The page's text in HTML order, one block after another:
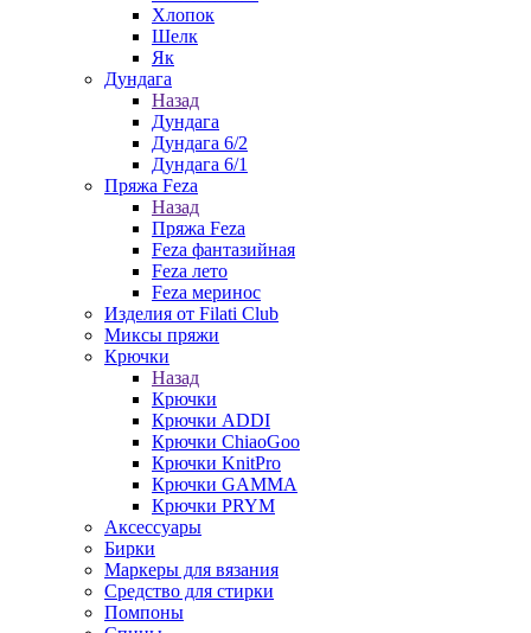
Хлопок
Шелк
Як
Дундага
Назад
Дундага
Дундага 6/2
Дундага 6/1
Пряжа Feza
Назад
Пряжа Feza
Feza фантазийная
Feza лето
Feza меринос
Изделия от Filati Club
Миксы пряжи
Крючки
Назад
Крючки
Крючки ADDI
Крючки ChiaoGoo
Крючки KnitPro
Крючки GAMMA
Крючки PRYM
Аксессуары
Бирки
Маркеры для вязания
Средство для стирки
Помпоны